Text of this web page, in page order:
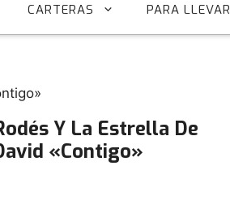
CARTERAS PARA LLEVAR
Y La Estrella De
«Contigo»